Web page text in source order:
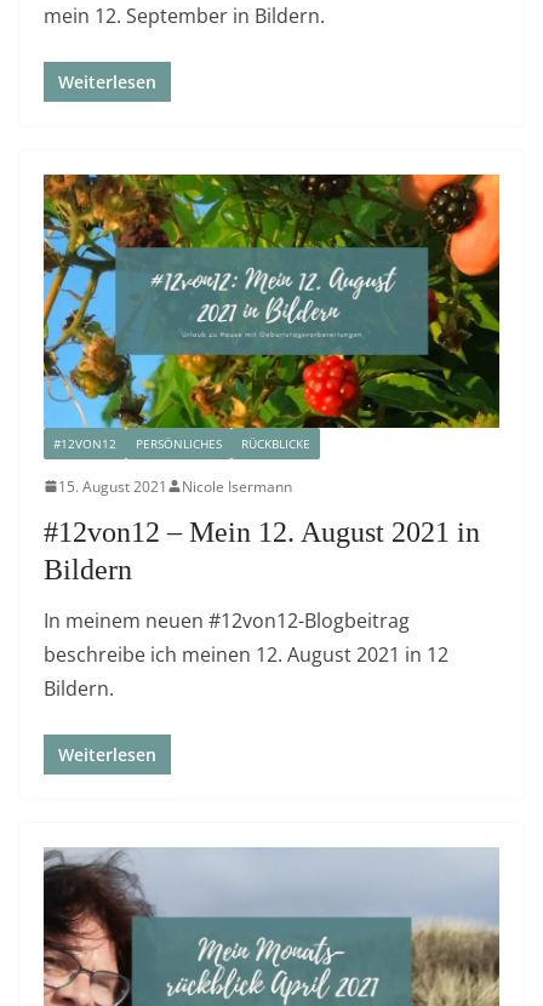
mein 12. September in Bildern.
Weiterlesen
#12VON12 PERSÖNLICHES RÜCKBLICKE
15. August 2021 Nicole Isermann
#12von12 – Mein 12. August 2021 in
Bildern
In meinem neuen #12von12-Blogbeitrag
beschreibe ich meinen 12. August 2021 in 12
Bildern.
Weiterlesen